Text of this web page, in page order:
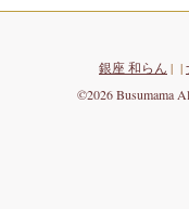
銀座 和らん | |
©2026 Busumama